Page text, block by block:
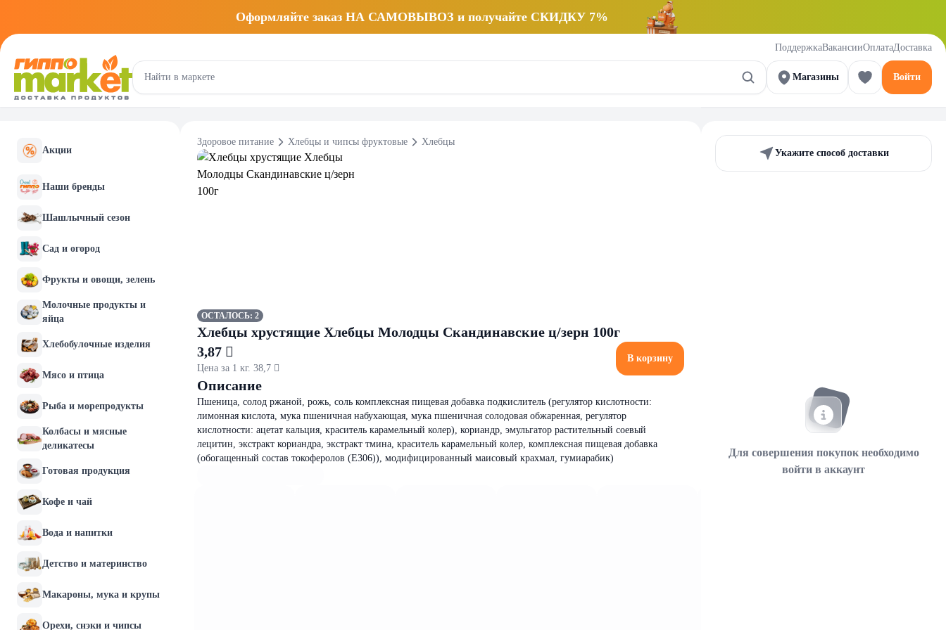
Оформляйте заказ НА САМОВЫВОЗ и получайте СКИДКУ 7%
ПоддержкаВакансииОплатаДоставка
Магазины Войти
Акции
Наши бренды
Шашлычный сезон
Сад и огород
Фрукты и овощи, зелень
Молочные продукты и
яйца
Хлебобулочные изделия
Мясо и птица
Рыба и морепродукты
Колбасы и мясные
деликатесы
Готовая продукция
Кофе и чай
Вода и напитки
Детство и материнство
Макароны, мука и крупы
Орехи, снэки и чипсы
Здоровое питание Хлебцы и чипсы фруктовые Хлебцы
ОСТАЛОСЬ: 2
Хлебцы хрустящие Хлебцы Молодцы Скандинавские ц/зерн 100г
3,87 
Цена за 1 кг. 38,7 
В корзину
Описание
Пшеница, солод ржаной, рожь, соль комплексная пищевая добавка подкислитель (регулятор кислотности:
лимонная кислота, мука пшеничная набухающая, мука пшеничная солодовая обжаренная, регулятор
кислотности: ацетат кальция, краситель карамельный колер), кориандр, эмульгатор растительный соевый
лецитин, экстракт кориандра, экстракт тмина, краситель карамельный колер, комплексная пищевая добавка
(обогащенный состав токоферолов (Е306)), модифицированный маисовый крахмал, гумиарабик)
Укажите способ доставки
Для совершения покупок необходимо
войти в аккаунт